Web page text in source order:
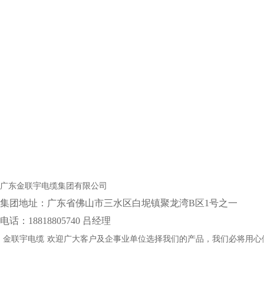
广东金联宇电缆集团有限公司
集团地址：‌广东省佛山市三水区白坭镇聚龙湾B区1号之一
电话：18818805740 吕经理
金联宇电缆 欢迎广大客户及企事业单位选择我们的产品，我们必将用心